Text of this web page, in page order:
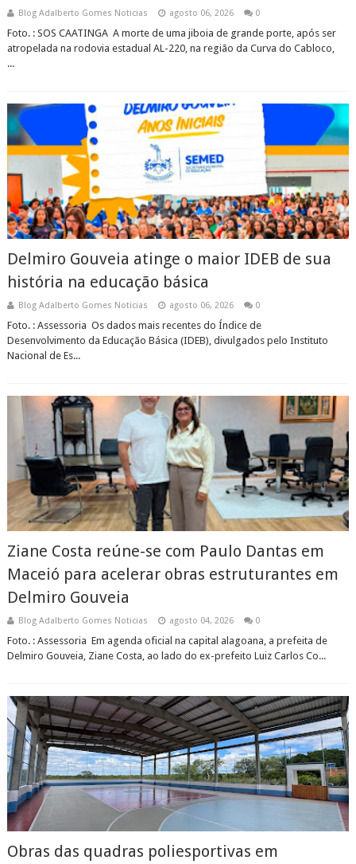
Blog Adalberto Gomes Noticias agosto 06, 2026 0
Foto. : SOS CAATINGA A morte de uma jiboia de grande porte, após ser
atropelada na rodovia estadual AL-220, na região da Curva do Cabloco,
...
Delmiro Gouveia atinge o maior IDEB de sua
história na educação básica
Blog Adalberto Gomes Noticias agosto 06, 2026 0
Foto. : Assessoria ​Os dados mais recentes do Índice de
Desenvolvimento da Educação Básica (IDEB), divulgados pelo Instituto
Nacional de Es...
Ziane Costa reúne-se com Paulo Dantas em
Maceió para acelerar obras estruturantes em
Delmiro Gouveia
Blog Adalberto Gomes Noticias agosto 04, 2026 0
Foto. : Assessoria Em agenda oficial na capital alagoana, a prefeita de
Delmiro Gouveia, Ziane Costa, ao lado do ex-prefeito Luiz Carlos Co...
Obras das quadras poliesportivas em